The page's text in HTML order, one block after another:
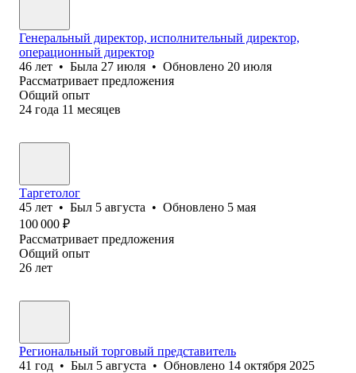
Генеральный директор, исполнительный директор,
операционный директор
46 лет • Была 27 июля • Обновлено 20 июля
Рассматривает предложения
Общий опыт
24 года 11 месяцев
Таргетолог
45 лет • Был 5 августа • Обновлено 5 мая
100 000 ₽
Рассматривает предложения
Общий опыт
26 лет
Региональный торговый представитель
41 год • Был 5 августа • Обновлено 14 октября 2025